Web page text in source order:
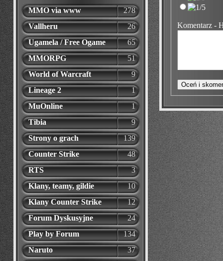
MMO via www
278
Vallheru
26
Ugamela / Free Ogame
65
MMORPG
51
World of Warcraft
9
Lineage 2
1
MuOnline
1
Tibia
9
Strony o grach
139
Counter Strike
48
RTS
3
Klany, teamy, gildie
10
Klany Counter Strike
12
Forum Dyskusyjne
24
Play by Forum
134
Naruto
37
Komentarz -